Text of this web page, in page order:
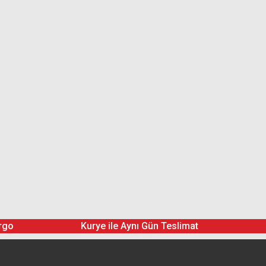
Kurye ile Aynı Gün Teslimat